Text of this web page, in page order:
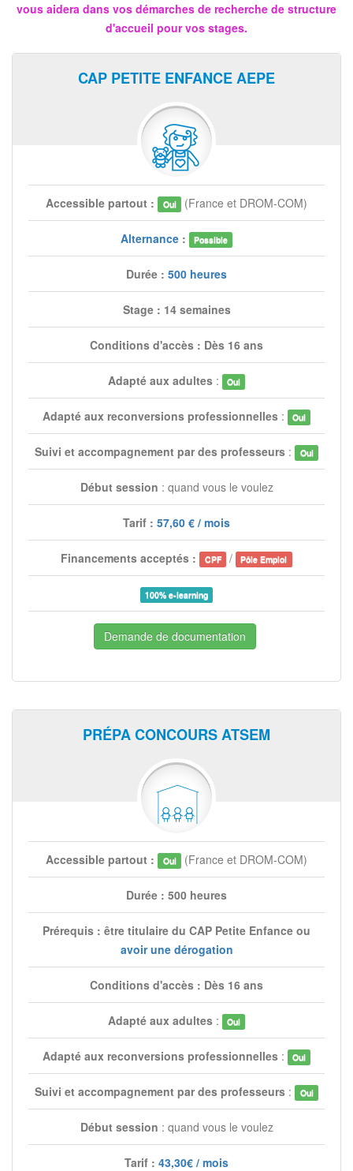
vous aidera dans vos démarches de recherche de structure
d'accueil pour vos stages.
CAP PETITE ENFANCE AEPE
Accessible partout : Oui (France et DROM-COM)
Alternance: Possible
Durée : 500 heures
Stage : 14 semaines
Conditions d'accès : Dès 16 ans
Adapté aux adultes: Oui
Adapté aux reconversions professionnelles: Oui
Suivi et accompagnement par des professeurs : Oui
Début session : quand vous le voulez
Tarif : 57,60 € / mois
Financements acceptés : CPF / Pôle Emploi
100% e-learning
Demande de documentation
PRÉPA CONCOURS ATSEM
Accessible partout : Oui (France et DROM-COM)
Durée : 500 heures
Prérequis : être titulaire du CAP Petite Enfance ou
avoir une dérogation
Conditions d'accès : Dès 16 ans
Adapté aux adultes: Oui
Adapté aux reconversions professionnelles: Oui
Suivi et accompagnement par des professeurs : Oui
Début session : quand vous le voulez
Tarif : 43,30€ / mois